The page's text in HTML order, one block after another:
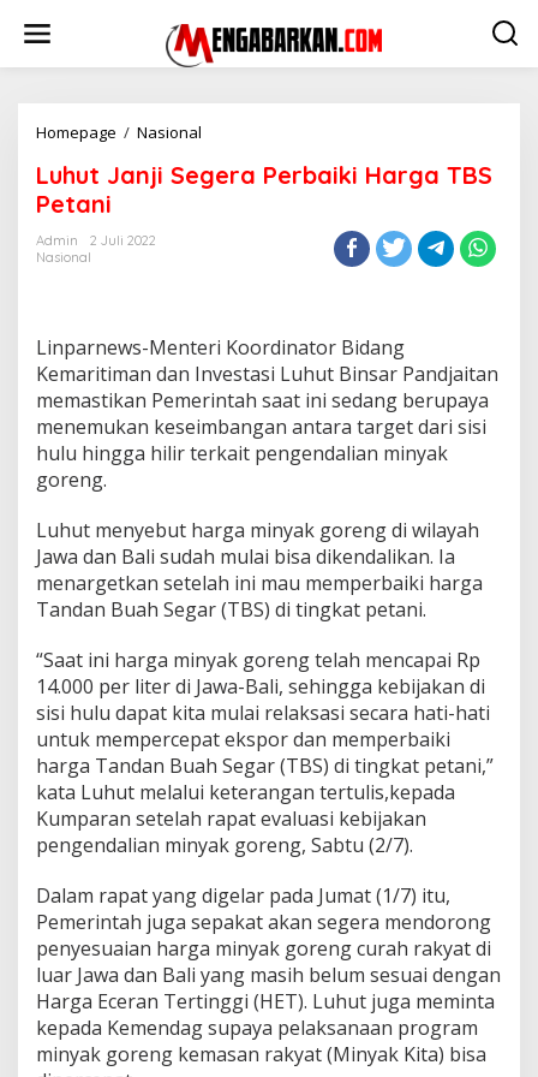
Homepage / Nasional
Segera
Perbaiki
Luhut Janji Segera Perbaiki Harga TBS
Petani
Admin
2 Juli 2022
Nasional
Linparnews-Menteri Koordinator Bidang
Kemaritiman dan Investasi Luhut Binsar Pandjaitan
memastikan Pemerintah saat ini sedang berupaya
menemukan keseimbangan antara target dari sisi
hulu hingga hilir terkait pengendalian minyak
goreng.
Luhut menyebut harga minyak goreng di wilayah
Jawa dan Bali sudah mulai bisa dikendalikan. Ia
menargetkan setelah ini mau memperbaiki harga
Tandan Buah Segar (TBS) di tingkat petani.
“Saat ini harga minyak goreng telah mencapai Rp
14.000 per liter di Jawa-Bali, sehingga kebijakan di
sisi hulu dapat kita mulai relaksasi secara hati-hati
untuk mempercepat ekspor dan memperbaiki
harga Tandan Buah Segar (TBS) di tingkat petani,”
kata Luhut melalui keterangan tertulis,kepada
Kumparan setelah rapat evaluasi kebijakan
pengendalian minyak goreng, Sabtu (2/7).
Dalam rapat yang digelar pada Jumat (1/7) itu,
Pemerintah juga sepakat akan segera mendorong
penyesuaian harga minyak goreng curah rakyat di
luar Jawa dan Bali yang masih belum sesuai dengan
Harga Eceran Tertinggi (HET). Luhut juga meminta
kepada Kemendag supaya pelaksanaan program
minyak goreng kemasan rakyat (Minyak Kita) bisa